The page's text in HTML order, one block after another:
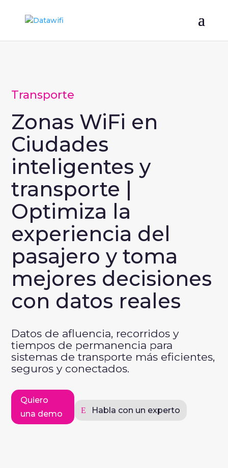
Transporte
Zonas WiFi en
Ciudades
inteligentes y
transporte |
Optimiza la
experiencia del
pasajero y toma
mejores decisiones
con datos reales
Datos de afluencia, recorridos y
tiempos de permanencia para
sistemas de transporte más eficientes,
seguros y conectados.
Quiero
una demo
Habla con un experto